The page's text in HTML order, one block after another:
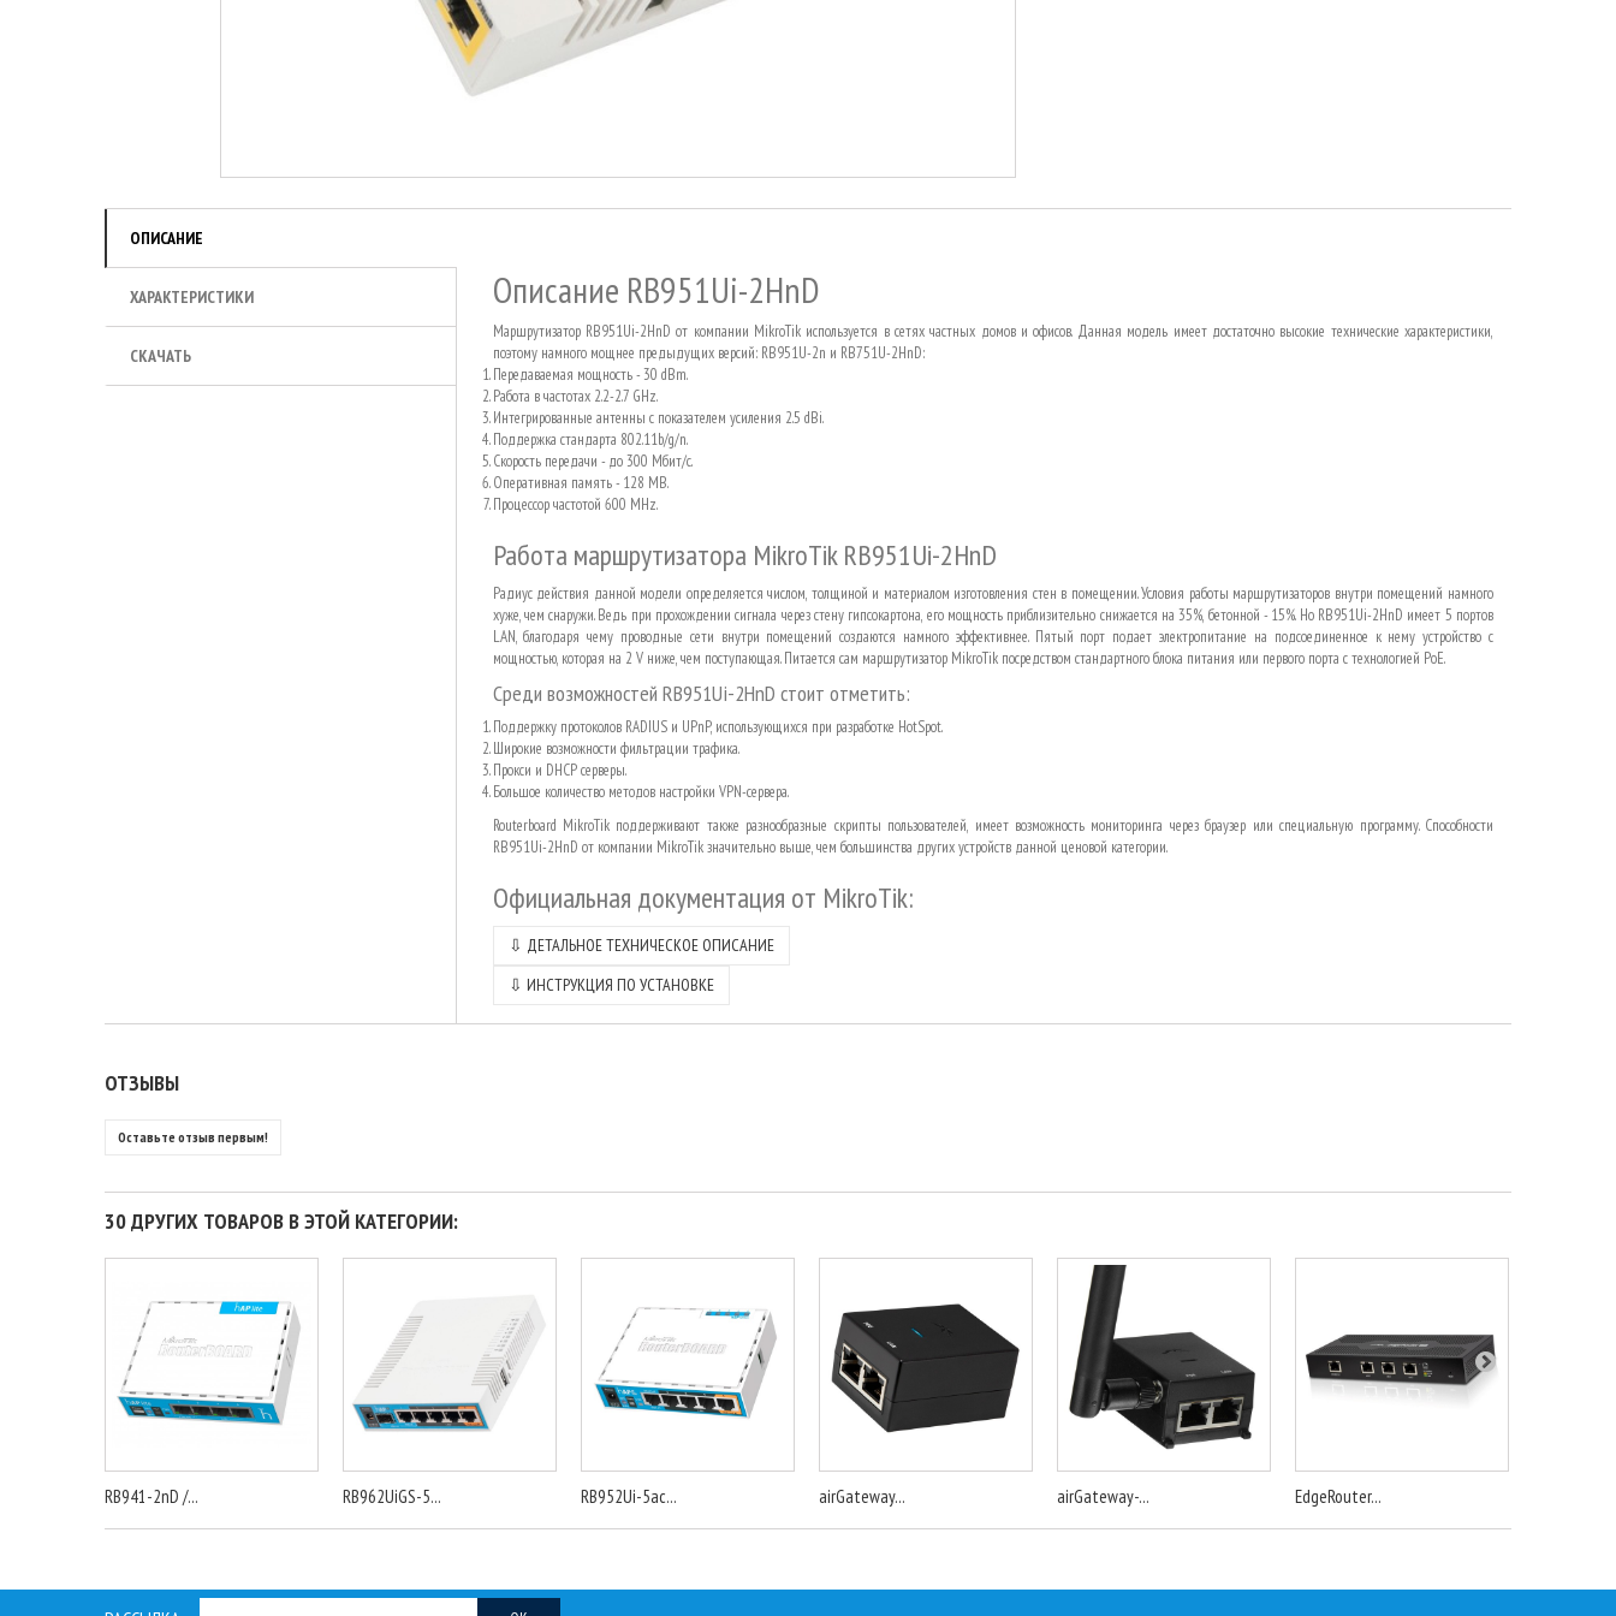
ОПИСАНИЕ
ХАРАКТЕРИСТИКИ
СКАЧАТЬ
Описание RB951Ui-2HnD
Маршрутизатор RB951Ui-2HnD от компании MikroTik используется в сетях частных домов и офисов. Данная модель имеет достаточно высокие технические характеристики,
поэтому намного мощнее предыдущих версий: RB951U-2n и RB751U-2HnD:
Передаваемая мощность - 30 dBm.
Работа в частотах 2.2-2.7 GHz.
Интегрированные антенны с показателем усиления 2.5 dBi.
Поддержка стандарта 802.11b/g/n.
Скорость передачи - до 300 Мбит/с.
Оперативная память - 128 MB.
Процессор частотой 600 MHz.
Работа маршрутизатора MikroTik RB951Ui-2HnD
Радиус действия данной модели определяется числом, толщиной и материалом изготовления стен в помещении. Условия работы маршрутизаторов внутри помещений намного
хуже, чем снаружи. Ведь при прохождении сигнала через стену гипсокартона, его мощность приблизительно снижается на 35%, бетонной - 15%. Но RB951Ui-2HnD имеет 5 портов
LAN, благодаря чему проводные сети внутри помещений создаются намного эффективнее. Пятый порт подает электропитание на подсоединенное к нему устройство с
мощностью, которая на 2 V ниже, чем поступающая. Питается сам маршрутизатор MikroTik посредством стандартного блока питания или первого порта с технологией PoE.
Среди возможностей RB951Ui-2HnD стоит отметить:
Поддержку протоколов RADIUS и UPnP, использующихся при разработке HotSpot.
Широкие возможности фильтрации трафика.
Прокси и DHCP серверы.
Большое количество методов настройки VPN-сервера.
Routerboard MikroTik поддерживают также разнообразные скрипты пользователей, имеет возможность мониторинга через браузер или специальную программу. Способности
RB951Ui-2HnD от компании MikroTik значительно выше, чем большинства других устройств данной ценовой категории.
Официальная документация от MikroTik:
⇩ ДЕТАЛЬНОЕ ТЕХНИЧЕСКОЕ ОПИСАНИЕ
⇩ ИНСТРУКЦИЯ ПО УСТАНОВКЕ
ОТЗЫВЫ
Оставьте отзыв первым!
30 ДРУГИХ ТОВАРОВ В ЭТОЙ КАТЕГОРИИ:
RB941-2nD /... RB962UiGS-5... RB952Ui-5ac... airGateway... airGateway-... EdgeRouter...